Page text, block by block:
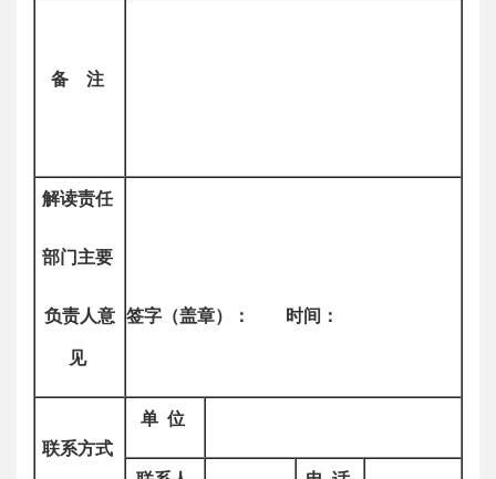
备 注
解读责任
部门主要
负责人意
见
签字 （盖章） ： 时间 ：
联系方式
单 位